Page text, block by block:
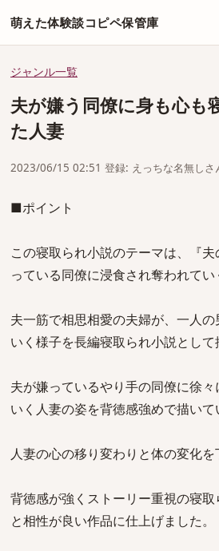
萌えた体験談コピペ保管庫
ジャンル一覧
夫が嫌う同僚に身も心も
た人妻
2023/06/15 02:51 登録: えっちな名無しさ
■ポイント
この寝取られ小説のテーマは、『
っている同僚に浸食され奪われてい
夫一筋で相思相愛の夫婦が、一人
いく様子を長編寝取られ小説として
夫が嫌っているやり手の同僚に徐
いく人妻の姿を背徳感強めで描いて
人妻の心の移り変わりと体の変化を
背徳感が強くストーリー重視の寝
と相性が良い作品に仕上げました。